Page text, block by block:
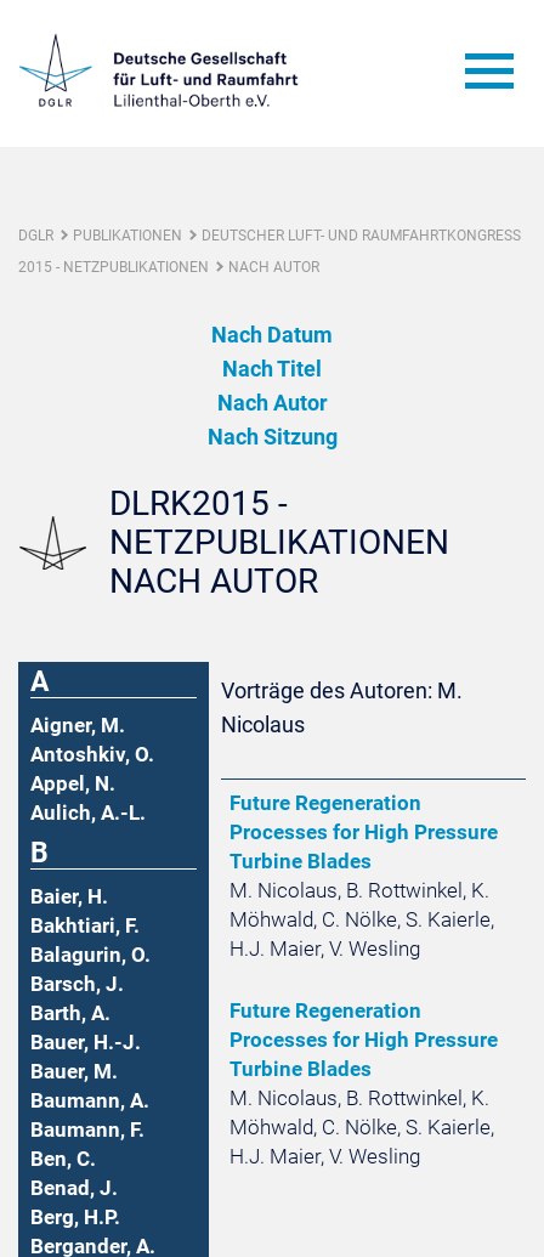
DGLR PUBLIKATIONEN
DEUTSCHER LUFT- UND RAUMFAHRTKONGRESS
2015 - NETZPUBLIKATIONEN
NACH AUTOR
Nach Datum
Nach Titel
Nach Autor
Nach Sitzung
DLRK2015 -
NETZPUBLIKATIONEN
NACH AUTOR
A
Aigner, M.
Antoshkiv, O.
Appel, N.
Aulich, A.-L.
B
Baier, H.
Bakhtiari, F.
Balagurin, O.
Barsch, J.
Barth, A.
Bauer, H.-J.
Bauer, M.
Baumann, A.
Baumann, F.
Ben, C.
Benad, J.
Berg, H.P.
Bergander, A.
Vorträge des Autoren: M.
Nicolaus
Future Regeneration
Processes for High Pressure
Turbine Blades
M. Nicolaus, B. Rottwinkel, K.
Möhwald, C. Nölke, S. Kaierle,
H.J. Maier, V. Wesling
Future Regeneration
Processes for High Pressure
Turbine Blades
M. Nicolaus, B. Rottwinkel, K.
Möhwald, C. Nölke, S. Kaierle,
H.J. Maier, V. Wesling